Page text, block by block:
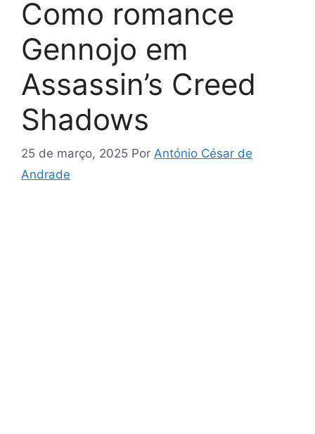
Como romance
Gennojo em
Assassin’s Creed
Shadows
25 de março, 2025 Por António César de
Andrade